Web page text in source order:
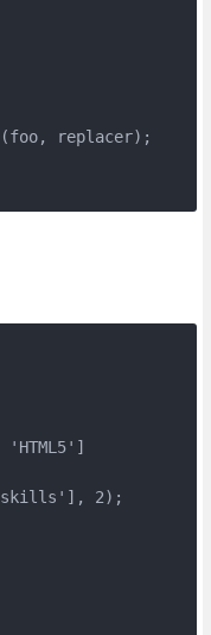
replacer);
'HTML5']
'skills'], 2);